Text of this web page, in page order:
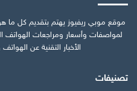
موقع موبي ريفيوز يهتم بتقديم كل
لمواصفات وأسعار ومراجعات الهواتف
الأخبار التقنية عن
تصنيفات